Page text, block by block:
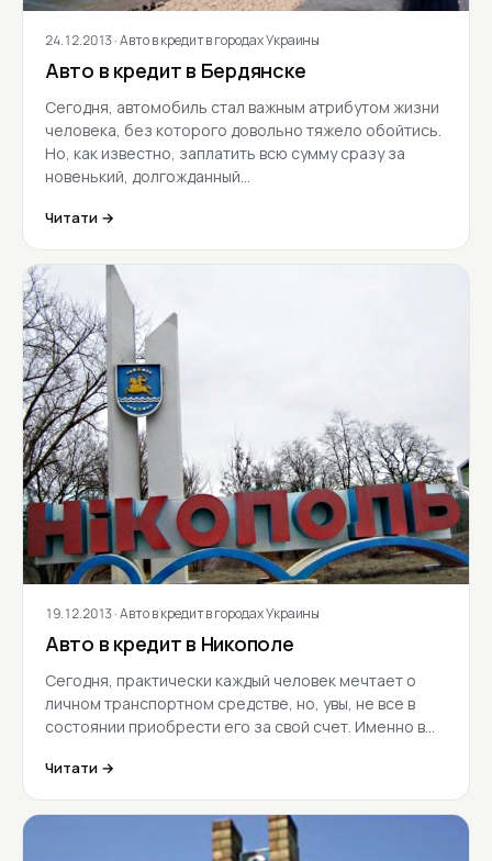
24.12.2013· Авто в кредит в городах Украины
Авто в кредит в Бердянске
Сегодня, автомобиль стал важным атрибутом жизни
человека, без которого довольно тяжело обойтись.
Но, как известно, заплатить всю сумму сразу за
новенький, долгожданный…
Читати →
19.12.2013· Авто в кредит в городах Украины
Авто в кредит в Никополе
Сегодня, практически каждый человек мечтает о
личном транспортном средстве, но, увы, не все в
состоянии приобрести его за свой счет. Именно в…
Читати →